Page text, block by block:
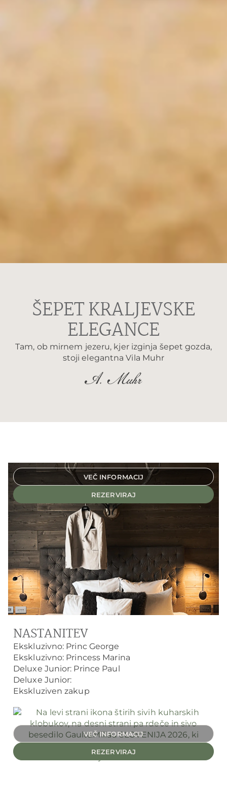
ŠEPET KRALJEVSKE
ELEGANCE
Tam, ob mirnem jezeru, kjer izginja šepet gozda,
stoji elegantna Vila Muhr
VEČ INFORMACIJ
REZERVIRAJ
NASTANITEV
Ekskluzivno: Princ George
Ekskluzivno: Princess Marina
Deluxe Junior: Prince Paul
Deluxe Junior:
Ekskluziven zakup
VEČ INFORMACIJ
REZERVIRAJ